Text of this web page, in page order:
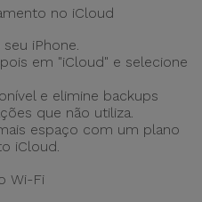
no iCloud
iPhone.
em "iCloud" e selecione
e elimine backups
que não utiliza.
espaço com um plano
iCloud.
Wi-Fi